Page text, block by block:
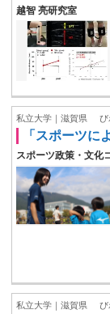
越智 亮研究室
私立大学｜滋賀県 び
「スポーツに
スポーツ政策・文
私立大学｜滋賀県 び